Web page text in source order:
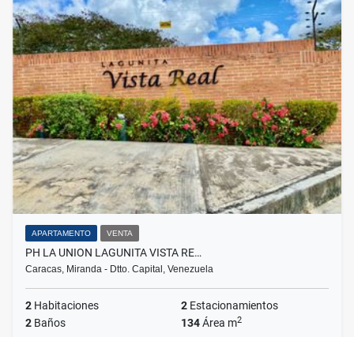
APARTAMENTO VENTA
PH LA UNION LAGUNITA VISTA RE…
Caracas, Miranda - Dtto. Capital, Venezuela
2 Habitaciones 2 Estacionamientos
2 Baños 134Área m2